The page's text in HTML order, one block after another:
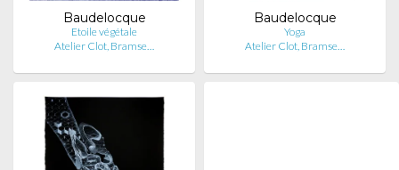
Baudelocque
Etoile végétale
Atelier Clot, Bramse…
Baudelocque
Yoga
Atelier Clot, Bramse…